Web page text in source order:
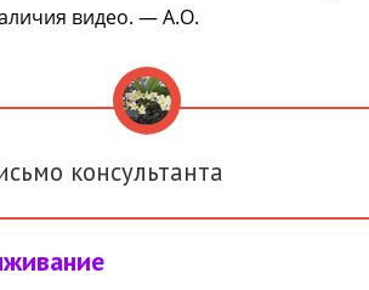
видео. — А.О.
консультанта